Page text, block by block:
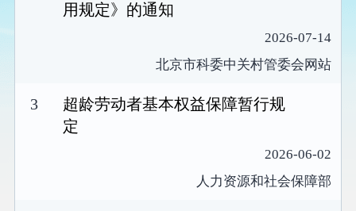
用规定》的通知
2026-07-14
北京市科委中关村管委会网站
3
超龄劳动者基本权益保障暂行规
定
2026-06-02
人力资源和社会保障部